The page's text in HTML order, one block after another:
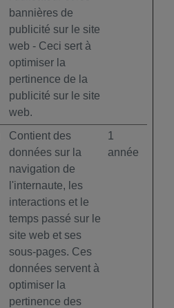
bannières de
publicité sur le site
web - Ceci sert à
optimiser la
pertinence de la
publicité sur le site
web.
Contient des
données sur la
navigation de
l'internaute, les
interactions et le
temps passé sur le
site web et ses
sous-pages. Ces
données servent à
optimiser la
pertinence des
1
année